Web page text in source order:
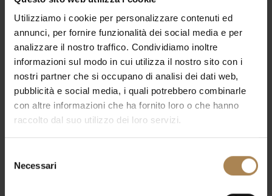
Utilizziamo i cookie per personalizzare contenuti ed
annunci, per fornire funzionalità dei social media e per
analizzare il nostro traffico. Condividiamo inoltre
informazioni sul modo in cui utilizza il nostro sito con i
nostri partner che si occupano di analisi dei dati web,
pubblicità e social media, i quali potrebbero combinarle
con altre informazioni che ha fornito loro o che hanno
raccolto dal suo utilizzo dei loro servizi.
delNecessari